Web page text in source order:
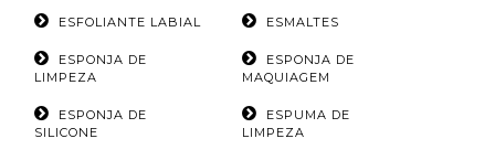
ESFOLIANTE LABIAL ESMALTES
ESPONJA DE
LIMPEZA
ESPONJA DE
MAQUIAGEM
ESPONJA DE
SILICONE
ESPUMA DE
LIMPEZA